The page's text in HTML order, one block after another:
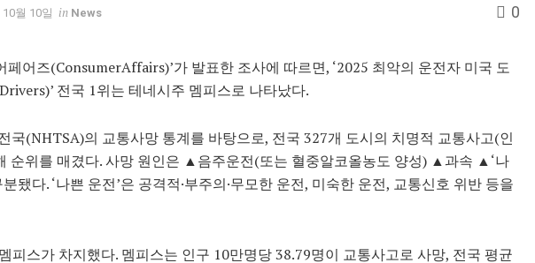
월 10일 in News 0
페어즈(ConsumerAffairs)’가 발표한 조사에 따르면, ‘2025 최악의 운전자 미국 도
전국 1위는 테네시주 멤피스로 나타났다.
국(NHTSA)의 교통사망 통계를 바탕으로, 전국 327개 도시의 치명적 교통사고(인
순위를 매겼다. 사망 원인은 ▲음주운전(또는 혈중알코올농도 양성) ▲과속 ▲‘나
됐다. ‘나쁜 운전’은 공격적·부주의·무모한 운전, 미숙한 운전, 교통신호 위반 등을
피스가 차지했다. 멤피스는 인구 10만명당 38.79명이 교통사고로 사망, 전국 평균